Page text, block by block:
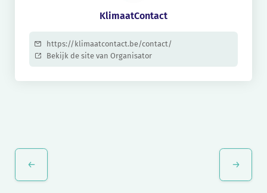
KlimaatContact
https://klimaatcontact.be/contact/
Bekijk de site van Organisator
Navigatie